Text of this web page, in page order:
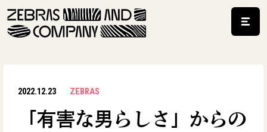
2022.12.23 ZEBRAS
「有害な男らしさ」からの